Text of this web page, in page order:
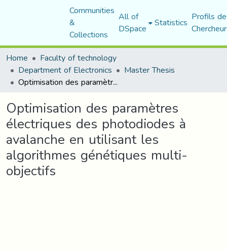
Communities
&
Collections
All of
DSpace Statistics Profils
Home
Faculty of technology
Department of Electronics Master Thesis
Optimisation des paramètres électriques des photodiodes à avalanche en utilisant les algorithmes génétiques multi-objectifs
Optimisation des paramètres
électriques des photodiodes à
avalanche en utilisant les
algorithmes génétiques multi-
objectifs